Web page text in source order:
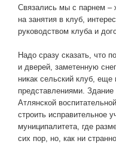
Связались мы с парнем
на занятия в клуб,
руководством клуба и
Надо сразу сказать, что
и дверей, заметенную
никак сельский клуб,
представлениями.
Атлянской
строить исправительное
муниципалитета, где
сих пор, но, как ни